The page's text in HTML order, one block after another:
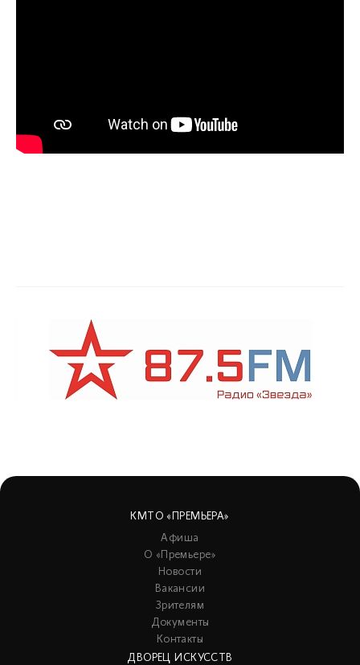
КМТО «ПРЕМЬЕРА»
Афиша
О «Премьере»
Новости
Вакансии
Зрителям
Документы
Контакты
ДВОРЕЦ ИСКУССТВ